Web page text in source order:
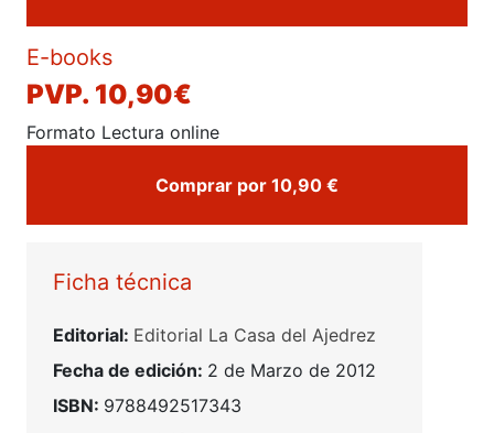
E-books
PVP. 10,90€
Formato Lectura online
Comprar por 10,90 €
Ficha técnica
Editorial: Editorial La Casa del Ajedrez
Fecha de edición: 2 de Marzo de 2012
ISBN: 9788492517343